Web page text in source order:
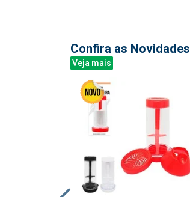
Confira as Novidades
Veja mais